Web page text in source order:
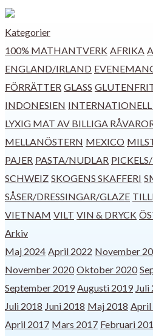
Kategorier
100% MATHANTVERK AFRIKA
ENGLAND/IRLAND
FÖRRÄTTER GLASS
INDONESIEN
LYXIG MAT AV BILLIGA
MELLANÖSTERN MEXICO
PAJER PASTA/NUDLAR
SCHWEIZ SKOGENS SKAFFERI
SÅSER/DRESSINGAR/GLAZE
VIETNAM VILT VIN & DRYCK
Arkiv
Maj 2024 April 2022 November
November 2020 Oktober 2020
September 2019 Augusti 2019 Juli
Juli 2018 Juni 2018 Maj 2018 April
April 2017 Mars 2017 Februari